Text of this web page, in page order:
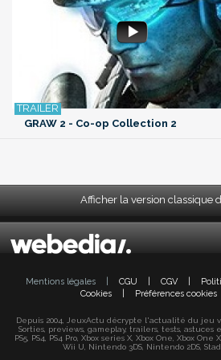
GRAW 2 - Co-op Collection 2
Afficher la version classique
Mentions légales CGU CGV
Cookies
Préférences cookies
Depuis 2004, JeuxActu décrypte l'actualité du jeu
Sorties, previews, gameplay, trailers, tests, astuces
PS5, PS4, PS4 Pro, Xbox series X, Xbox One, Xbox One
Wii U, Nintendo 3DS, Nintendo 2DS,